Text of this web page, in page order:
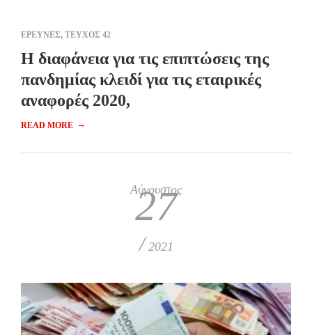
ΕΡΕΥΝΕΣ, ΤΕΥΧΟΣ 42
Η διαφάνεια για τις επιπτώσεις της
πανδημίας κλειδί για τις εταιρικές
αναφορές 2020,
READ MORE →
Αύγουστος
27
/ 2021